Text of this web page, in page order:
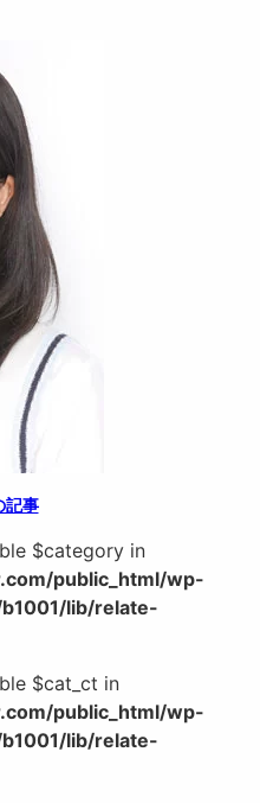
記事
$category in
public_html/wp-
lib/relate-
$cat_ct in
public_html/wp-
lib/relate-